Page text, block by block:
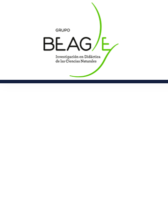
© Copyright 2026. Todos los